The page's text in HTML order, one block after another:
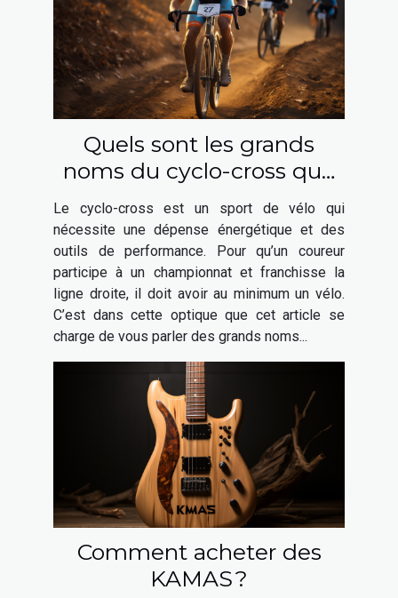
Quels sont les grands
noms du cyclo-cross que
vous pouvez choisir ?
Le cyclo-cross est un sport de vélo qui
nécessite une dépense énergétique et des
outils de performance. Pour qu’un coureur
participe à un championnat et franchisse la
ligne droite, il doit avoir au minimum un vélo.
C’est dans cette optique que cet article se
charge de vous parler des grands noms...
Comment acheter des
KAMAS ?